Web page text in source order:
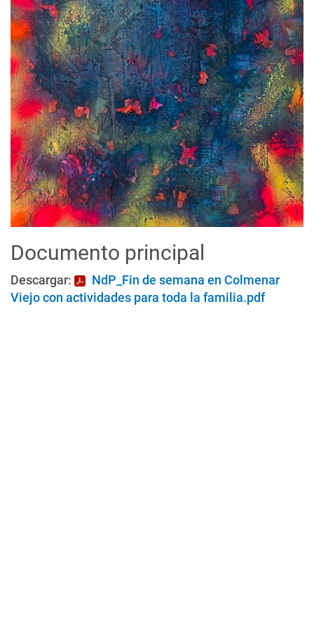
Documento principal
Descargar:
NdP_Fin de semana en Colmenar
Viejo con actividades para toda la familia.pdf